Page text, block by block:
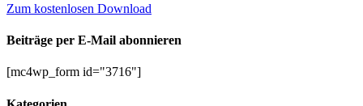
Zum kostenlosen Download
Beiträge per E-Mail abonnieren
[mc4wp_form id="3716"]